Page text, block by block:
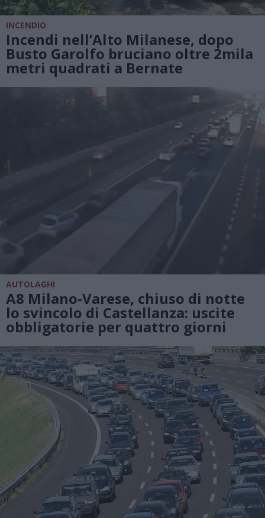
INCENDIO
Incendi nell’Alto Milanese, dopo
Busto Garolfo bruciano oltre 2mila
metri quadrati a Bernate
AUTOLAGHI
A8 Milano-Varese, chiuso di notte
lo svincolo di Castellanza: uscite
obbligatorie per quattro giorni